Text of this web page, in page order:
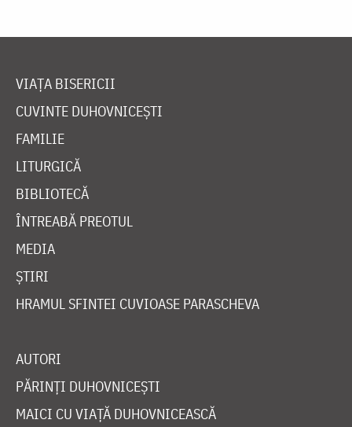
VIAȚA BISERICII
CUVINTE DUHOVNICEȘTI
FAMILIE
LITURGICĂ
BIBLIOTECĂ
ÎNTREABĂ PREOTUL
MEDIA
ȘTIRI
HRAMUL SFINTEI CUVIOASE PARASCHEVA
AUTORI
PĂRINȚI DUHOVNICEȘTI
MAICI CU VIAȚĂ DUHOVNICEASCĂ